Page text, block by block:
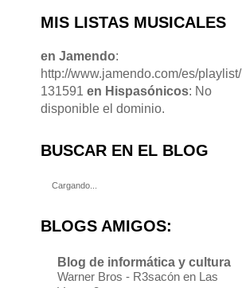
MIS LISTAS MUSICALES
en Jamendo:
http://www.jamendo.com/es/playlist/
131591 en Hispasónicos: No
disponible el dominio.
BUSCAR EN EL BLOG
Cargando...
BLOGS AMIGOS:
Blog de informática y cultura
Warner Bros - R3sacón en Las